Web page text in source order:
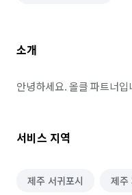
소개
안녕하세요. 올클 파트너입
서비스 지역
제주 서귀포시 제주